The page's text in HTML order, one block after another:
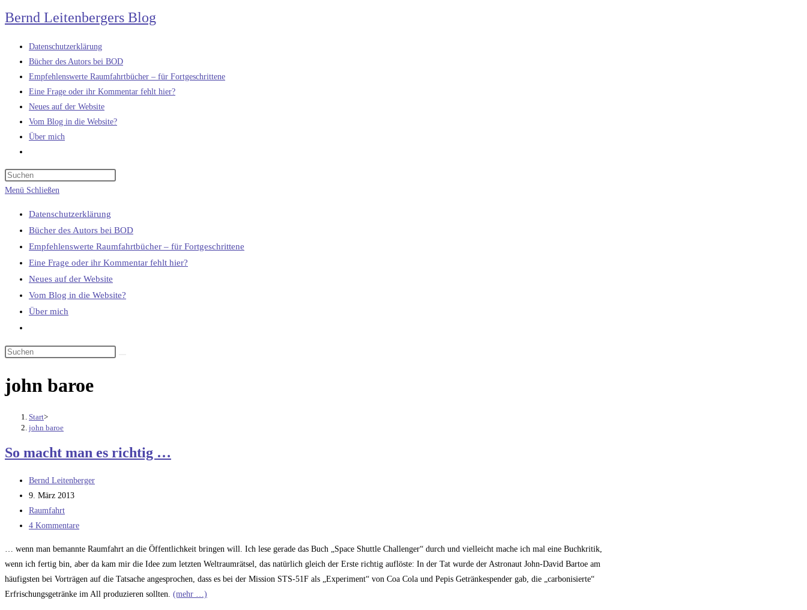
Zum
Inhalt
springen
Bernd Leitenbergers Blog
Datenschutzerklärung
Bücher des Autors bei BOD
Empfehlenswerte Raumfahrtbücher – für Fortgeschrittene
Eine Frage oder ihr Kommentar fehlt hier?
Neues auf der Website
Vom Blog in die Website?
Über mich
umschalten
Menü Schließen
Datenschutzerklärung
Bücher des Autors bei BOD
Empfehlenswerte Raumfahrtbücher – für Fortgeschrittene
Eine Frage oder ihr Kommentar fehlt hier?
Neues auf der Website
Vom Blog in die Website?
Über mich
umschalten
john baroe
Start>
john baroe
So macht man es richtig …
Beitrags-
Autor:
Bernd Leitenberger
Beitrag
veröffentlicht:
9. März 2013
Beitrags-
Kategorie:
Raumfahrt
Beitrags-
4 Kommentare
… wenn man bemannte Raumfahrt an die Öffentlichkeit bringen will. Ich lese gerade das Buch „Space Shuttle Challenger“ durch und vielleicht mache ich mal eine Buchkritik,
wenn ich fertig bin, aber da kam mir die Idee zum letzten Weltraumrätsel, das natürlich gleich der Erste richtig auflöste: In der Tat wurde der Astronaut John-David Bartoe am
häufigsten bei Vorträgen auf die Tatsache angesprochen, dass es bei der Mission STS-51F als „Experiment“ von Coa Cola und Pepis Getränkespender gab, die „carbonisierte“
Erfrischungsgetränke im All produzieren sollten. (mehr …)